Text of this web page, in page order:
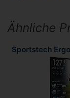
Ähnliche
Sportstech